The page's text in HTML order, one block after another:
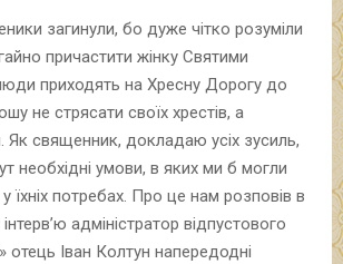
загинули, бо дуже чітко розуміли
причастити жінку Святими
приходять на Хресну Дорогу до
не стрясати своїх хрестів, а
Як священник, докладаю усіх зусиль,
необхідні умови, в яких ми б могли
їхніх потребах. Про це нам розповів в
адміністратор відпустового
отець Іван Колтун напередодні